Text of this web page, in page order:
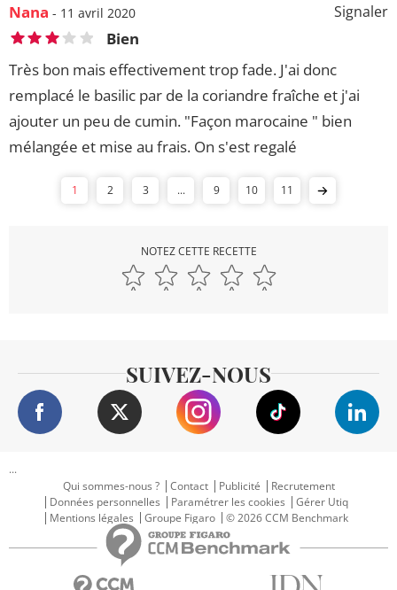
Signaler
Nana - 11 avril 2020
Bien
Très bon mais effectivement trop fade. J'ai donc
remplacé le basilic par de la coriandre fraîche et j'ai
ajouter un peu de cumin. "Façon marocaine " bien
mélangée et mise au frais. On s'est regalé
1 2 3 ... 9 10 11
NOTEZ CETTE RECETTE
SUIVEZ-NOUS
...
Qui sommes-nous ?
Contact Publicité
Recrutement
Données personnelles
Paramétrer les cookies
Gérer Utiq
Mentions légales
Groupe Figaro © 2026 CCM Benchmark